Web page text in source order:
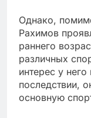
Однако,
Рахимов
раннего
различных
интерес у
последствии,
основную